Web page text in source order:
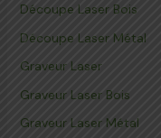
Découpe Laser Bois
Découpe Laser Métal
Graveur Laser
Graveur Laser Bois
Graveur Laser Métal